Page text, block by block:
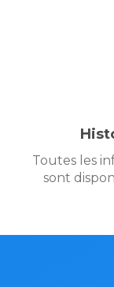
Toutes les
sont